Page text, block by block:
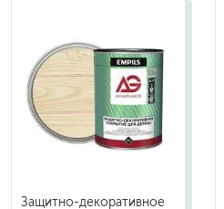
Защитно-декоративное